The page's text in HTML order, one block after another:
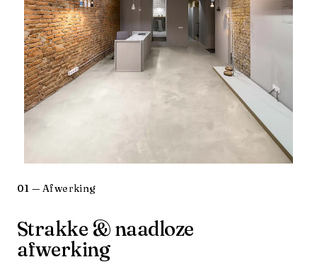
01 — Afwerking
Strakke & naadloze
afwerking